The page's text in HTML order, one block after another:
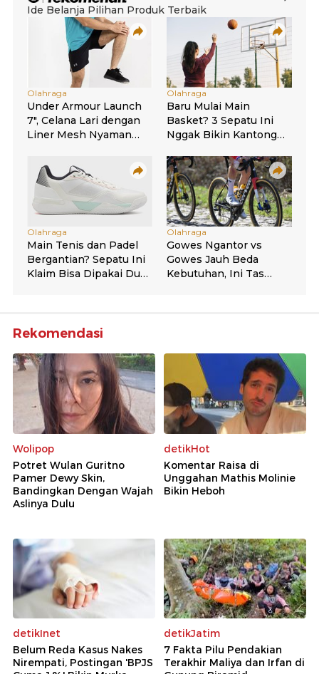
Rekomendasi
Wolipop
Potret Wulan Guritno
Pamer Dewy Skin,
Bandingkan Dengan Wajah
Aslinya Dulu
detikHot
Komentar Raisa di
Unggahan Mathis Molinie
Bikin Heboh
detikInet
Belum Reda Kasus Nakes
Nirempati, Postingan 'BPJS
detikJatim
7 Fakta Pilu Pendakian
Terakhir Maliya dan Irfan di